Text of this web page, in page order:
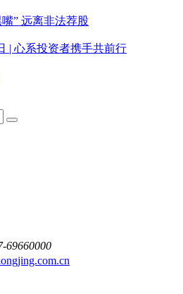
” 远离非法荐股
| 心系投资者携手共前行
69660000